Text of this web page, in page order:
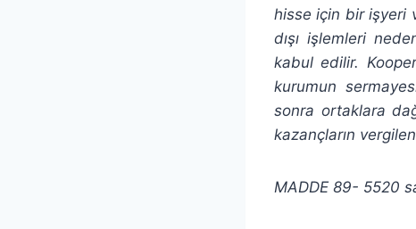
hisse için bir işyeri
dışı işlemleri
kabul edilir.
kurumun
sonra ortaklara
kazançların
MADDE 89- 5520